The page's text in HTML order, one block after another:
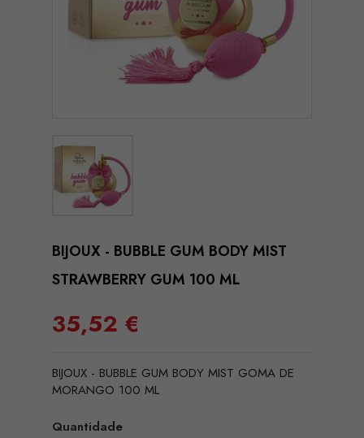
BIJOUX - BUBBLE GUM BODY MIST
STRAWBERRY GUM 100 ML
35,52 €
BIJOUX - BUBBLE GUM BODY MIST GOMA DE
MORANGO 100 ML
Quantidade